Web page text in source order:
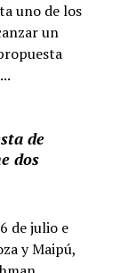
uno de los
un
de
dos
de julio e
y Maipú,